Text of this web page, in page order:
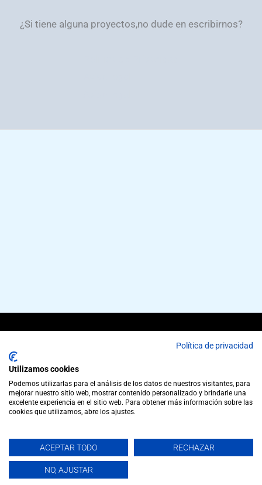
¿Si tiene alguna proyectos,no dude en escribirnos?
Copyright © 2026 cubiertas metalicas CUBIERVAL,
Los nombres, marcas comerciales, logotipos y
símbolos son marcas comerciales propiedad de
Aviso legal. El uso de este sitio web constituye la
aceptación de laPolítica de Privacidad.
Política de privacidad
Utilizamos cookies
Podemos utilizarlas para el análisis de los datos de nuestros visitantes, para
mejorar nuestro sitio web, mostrar contenido personalizado y brindarle una
excelente experiencia en el sitio web. Para obtener más información sobre las
cookies que utilizamos, abre los ajustes.
ACEPTAR TODO RECHAZAR
NO, AJUSTAR